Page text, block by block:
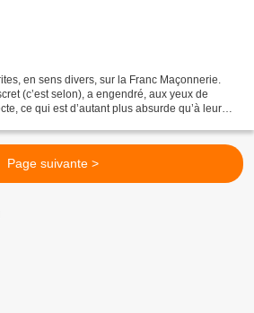
en sens divers, sur la Franc Maçonnerie.
(c’est selon), a engendré, aux yeux de
ce qui est d’autant plus absurde qu’à leur
Page suivante >